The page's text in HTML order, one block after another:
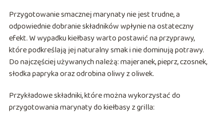
Przygotowanie smacznej marynaty nie jest trudne, a
odpowiednie dobranie składników wpłynie na ostateczny
efekt. W wypadku kiełbasy warto postawić na przyprawy,
które podkreślają jej naturalny smak i nie dominują potrawy.
Do najczęściej używanych należą: majeranek, pieprz, czosnek,
słodka papryka oraz odrobina oliwy z oliwek.
Przykładowe składniki, które można wykorzystać do
przygotowania marynaty do kiełbasy z grilla: